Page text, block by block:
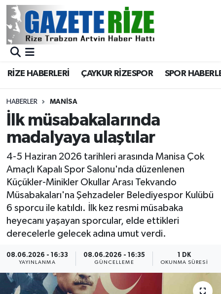
RİZE HABERLERİ ÇAYKUR RİZESPOR SPOR
HABERLER MANISA
İlk müsabakalarında
madalyaya ulaştılar
4-5 Haziran 2026 tarihleri arasında Manisa Çok
Amaçlı Kapalı Spor Salonu'nda düzenlenen
Küçükler-Minikler Okullar Arası Tekvando
Müsabakaları'na Şehzadeler Belediyespor Kulübü
6 sporcu ile katıldı. İlk kez resmi müsabaka
heyecanı yaşayan sporcular, elde ettikleri
derecelerle gelecek adına umut verdi.
08.06.2026 - 16:33
YAYINLANMA
08.06.2026 - 16:35
GÜNCELLEME
1 DK
OKUNMA SÜRESI
BÖLGEMİZ
Asayiş
Rize Jandarma Komutanlığı
Bilim Teknoloji
Canlı Maç
ÇEVRE
Dış Haberler
Dünya
Merkez Nöbetçi Eczaneler
Merkez Trafik Yoğunluk Haritası
Süper Lig Puan Durumu ve Fikstür
Tüm Manşetler